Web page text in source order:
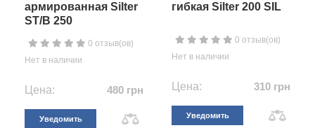
армированная Silter
ST/B 250
0 отзыв(ов)
Нет в наличии
Цена: 480 грн
Уведомить
гибкая Silter 200 SIL
0 отзыв(ов)
Нет в наличии
Цена: 310 грн
Уведомить